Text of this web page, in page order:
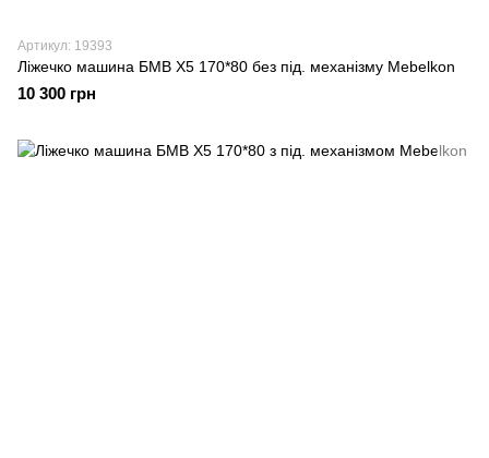
Артикул: 19393
Ліжечко машина БМВ X5 170*80 без під. механізму Mebelkon
10 300 грн